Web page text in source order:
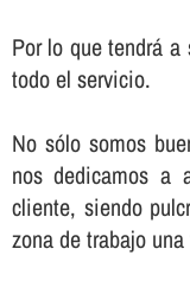
Por lo que tendrá
todo el servicio.
No sólo somos
nos dedicamos a
cliente, siendo
zona de trabajo